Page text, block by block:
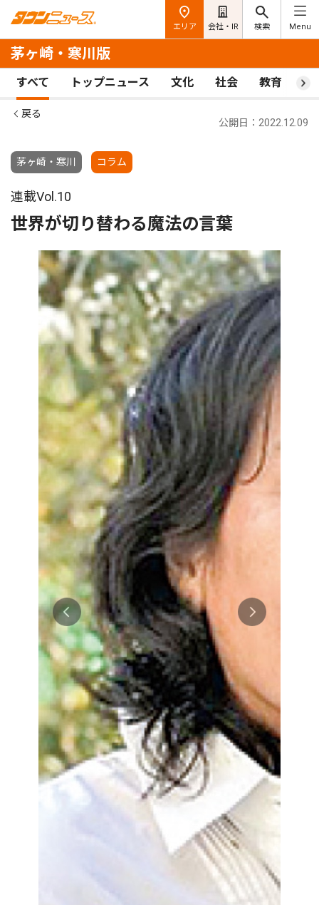
エリア 会社・IR 検索 Menu
茅ヶ崎・寒川版
すべて トップニュース 文化 社会 教育 ス
戻る
茅ヶ崎・寒川 コラム
公開日：2022.12.09
連載Vol.10
世界が切り替わる魔法の言葉